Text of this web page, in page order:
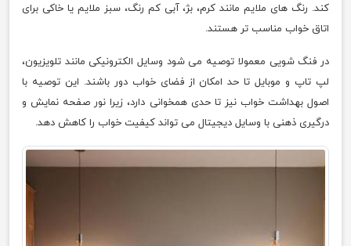
کند. رنگ های ملایم مانند کرم، بژ، آبی کم رنگ، سبز ملایم یا خاکی برای
اتاق خواب مناسب تر هستند.
در فنگ شویی معمولا توصیه می شود وسایل الکترونیکی مانند تلویزیون،
لپ تاپ و موبایل تا حد امکان از فضای خواب دور باشند. این توصیه با
اصول بهداشت خواب نیز تا حدی همخوانی دارد، زیرا نور صفحه نمایش و
درگیری ذهنی با وسایل دیجیتال می تواند کیفیت خواب را کاهش دهد.